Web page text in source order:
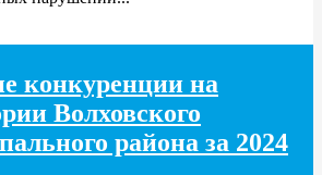
конкуренции на
Волховского
района за 2024